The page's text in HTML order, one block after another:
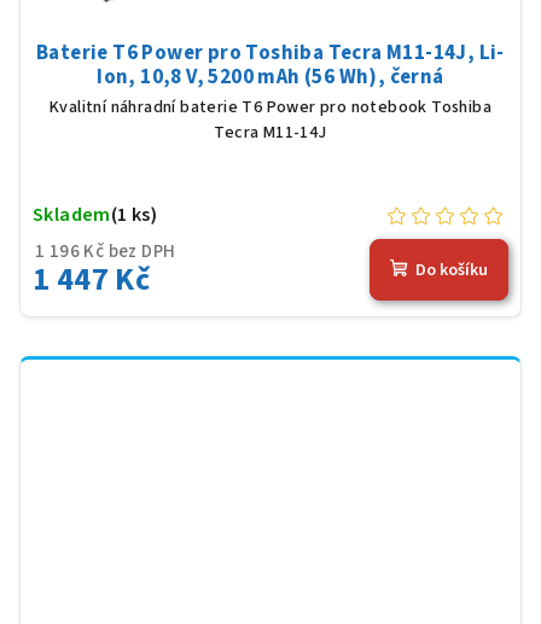
Baterie T6 Power pro Toshiba Tecra M11-14J, Li-
Ion, 10,8 V, 5200 mAh (56 Wh), černá
Kvalitní náhradní baterie T6 Power pro notebook Toshiba
Tecra M11-14J
1 196 Kč bez DPH
1 447 Kč
Skladem(1 ks)
Do košíku